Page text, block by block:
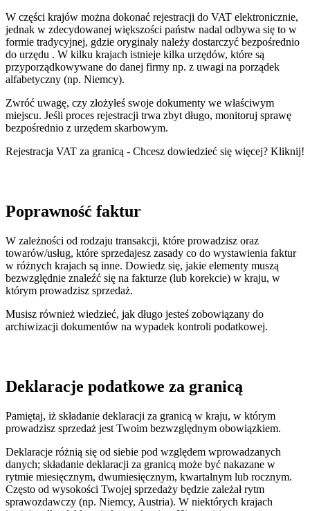
W części krajów można dokonać rejestracji do VAT elektronicznie,
jednak w zdecydowanej większości państw nadal odbywa się to w
formie tradycyjnej, gdzie oryginały należy dostarczyć bezpośrednio
do urzędu . W kilku krajach istnieje kilka urzędów, które są
przyporządkowywane do danej firmy np. z uwagi na porządek
alfabetyczny (np. Niemcy).
Zwróć uwagę, czy złożyłeś swoje dokumenty we właściwym
miejscu. Jeśli proces rejestracji trwa zbyt długo, monitoruj sprawę
bezpośrednio z urzędem skarbowym.
Rejestracja VAT za granicą - Chcesz dowiedzieć się więcej? Kliknij!
Poprawność faktur
W zależności od rodzaju transakcji, które prowadzisz oraz
towarów/usług, które sprzedajesz zasady co do wystawienia faktur
w różnych krajach są inne. Dowiedz się, jakie elementy muszą
bezwzględnie znaleźć się na fakturze (lub korekcie) w kraju, w
którym prowadzisz sprzedaż.
Musisz również wiedzieć, jak długo jesteś zobowiązany do
archiwizacji dokumentów na wypadek kontroli podatkowej.
Deklaracje podatkowe za granicą
Pamiętaj, iż składanie deklaracji za granicą w kraju, w którym
prowadzisz sprzedaż jest Twoim bezwzględnym obowiązkiem.
Deklaracje różnią się od siebie pod względem wprowadzanych
danych; składanie deklaracji za granicą może być nakazane w
rytmie miesięcznym, dwumiesięcznym, kwartalnym lub rocznym.
Często od wysokości Twojej sprzedaży będzie zależał rytm
sprawozdawczy (np. Niemcy, Austria). W niektórych krajach